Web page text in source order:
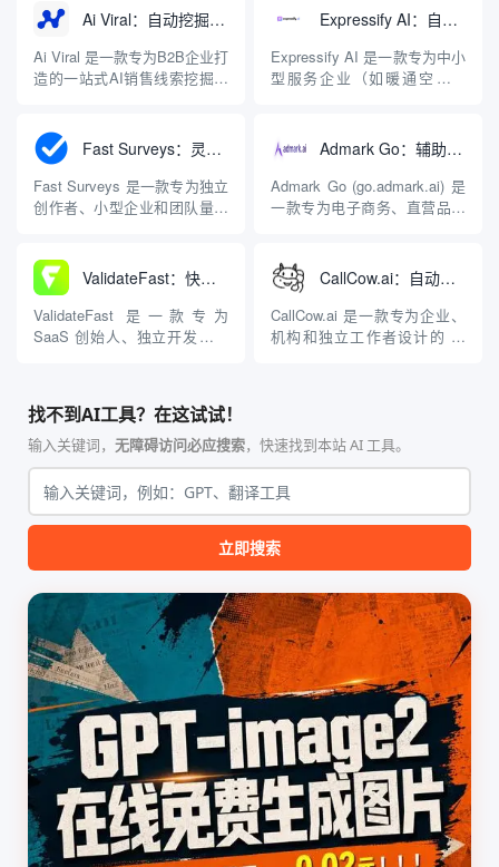
作的实际痛点出发，致力于消
除复杂工具的学习门槛，让高
质量的视频制作和发布流程变
得更加高效且可规模化。通过
分析平台。与传统的表单问卷
工具不同，Qria 的核心优势在
于引入了强大的 AI 数据分析
能力。平台不仅能让商家在几
Ai Viral：自动挖掘B2B销售线索并群发个性化邮件的AI拓客工具
Ai Viral 是一款专为B2B企业打
造的一站式AI销售线索挖掘与
最高效的方式构建销售管线。
该平台的核心引擎是“Scout
AI”智能体，它彻底打破了传统
静态客户数据库的局限，能够
Expressify AI：自动接待客户并捕获销售线索的智能客服工具
Expressify AI 是一款专为中小
型服务企业（如暖通空调维
候智能客服代理工具。它从商
业交易最基础的“响应速度”出
发，旨在解决企业因回复不及
时而导致潜在客户流失给竞争
Fast Surveys：灵活创建在线问卷并智能分析用户反馈的工具
Fast Surveys 是一款专为独立
创作者、小型企业和团队量身
统问卷工具繁杂的操作流程，
让数据的收集与洞察变得极为
简单高效。通过直观的操作界
面，用户可以快速组合单选
Admark Go：辅助电商生成高质量社交媒体内容的营销工具
Admark Go (go.admark.ai) 是
一款专为电子商务、直营品牌
按需社交媒体内容自动生成与
营销平台。针对许多在线商店
团队在持续发布社交媒体内容
时面临的时间紧迫、设计资源
ValidateFast：快速验证产品想法并收集市场反馈
ValidateFast 是一款专为
SaaS 创始人、独立开发者和
在编写任何代码之前，以最低
的成本验证市场真实需求。用
户只需输入简单的产品概念描
述，平台内置的 AI 即可在几
分钟内自动生...
CallCow.ai：自动接听商业电话并智能预约日程的AI语音智能体
CallCow.ai 是一款专为企业、
机构和独立工作者设计的 AI
下班休息或业务繁忙无法接听
电话时，CallCow 能够以极低
的延迟与...
找不到AI工具？在这试试！
输入关键词， 无障碍访问必应搜索，快速找到本站 AI 工具。
立即搜索